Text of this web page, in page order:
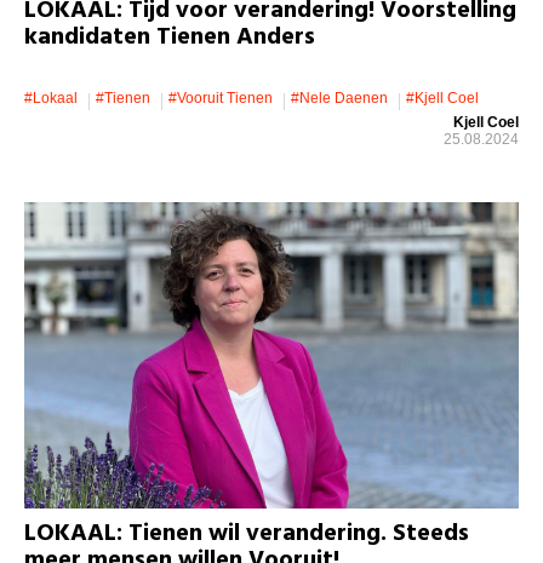
LOKAAL: Tijd voor verandering! Voorstelling
kandidaten Tienen Anders
#lokaal #Tienen #Vooruit Tienen #Nele Daenen
#Kjell Coel
Kjell Coel
25.08.2024
LOKAAL: Tienen wil verandering. Steeds